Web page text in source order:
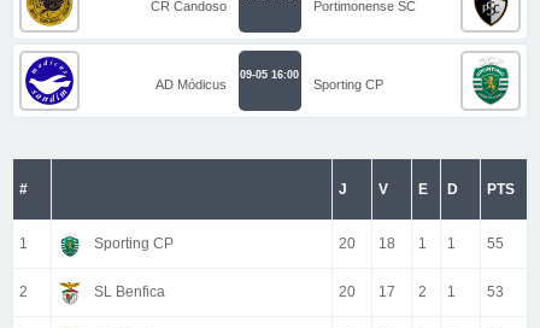
CR Candoso Portimonense SC
AD Módicus
09-05 16:00
Sporting CP
# J V E D PTS
1 Sporting CP 20 18 1 1 55
2 SL Benfica 20 17 2 1 53